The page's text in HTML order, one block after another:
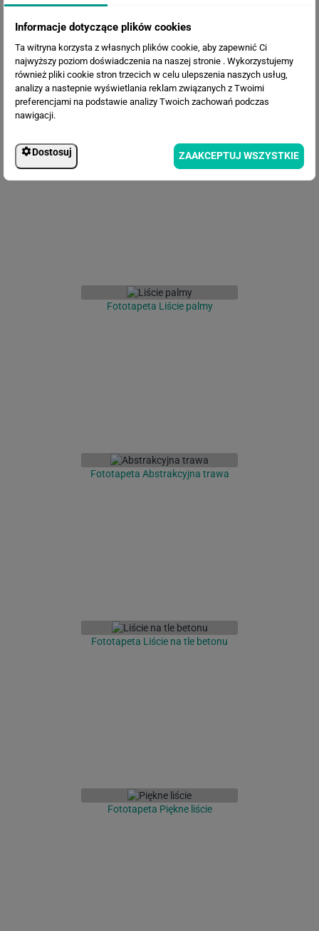
Fototapeta Liście palmy
Fototapeta Abstrakcyjna trawa
Fototapeta Liście na tle betonu
Fototapeta Piękne liście
Informacje dotyczące plików cookies
Ta witryna korzysta z własnych plików cookie, aby zapewnić Ci
najwyższy poziom doświadczenia na naszej stronie . Wykorzystujemy
również pliki cookie stron trzecich w celu ulepszenia naszych usług,
analizy a nastepnie wyświetlania reklam związanych z Twoimi
preferencjami na podstawie analizy Twoich zachowań podczas
nawigacji.
Dostosuj ZAAKCEPTUJ WSZYSTKIE